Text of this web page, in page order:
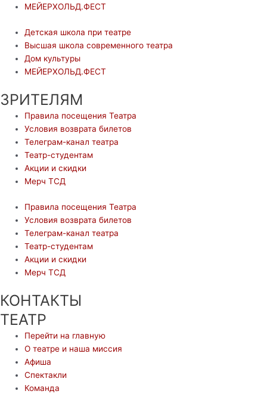
МЕЙЕРХОЛЬД.ФЕСТ
Детская школа при театре
Высшая школа современного театра
Дом культуры
МЕЙЕРХОЛЬД.ФЕСТ
ЗРИТЕЛЯМ
Правила посещения Театра
Условия возврата билетов
Телеграм-канал театра
Театр-студентам
Акции и скидки
Мерч ТСД
Правила посещения Театра
Условия возврата билетов
Телеграм-канал театра
Театр-студентам
Акции и скидки
Мерч ТСД
КОНТАКТЫ
ТЕАТР
Перейти на главную
О театре и наша миссия
Афиша
Спектакли
Команда